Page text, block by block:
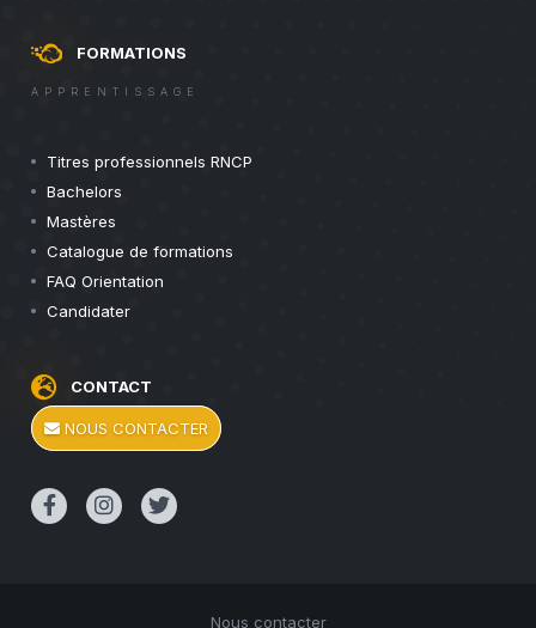
FORMATIONS
APPRENTISSAGE
Titres professionnels RNCP
Bachelors
Mastères
Catalogue de formations
FAQ Orientation
Candidater
CONTACT
NOUS CONTACTER
Nous contacter